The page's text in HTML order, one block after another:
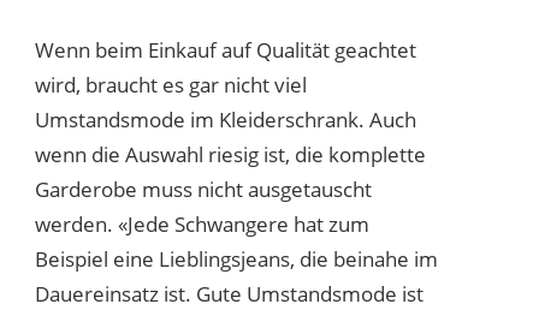
Wenn beim Einkauf auf Qualität geachtet
wird, braucht es gar nicht viel
Umstandsmode im Kleiderschrank. Auch
wenn die Auswahl riesig ist, die komplette
Garderobe muss nicht ausgetauscht
werden. «Jede Schwangere hat zum
Beispiel eine Lieblingsjeans, die beinahe im
Dauereinsatz ist. Gute Umstandsmode ist